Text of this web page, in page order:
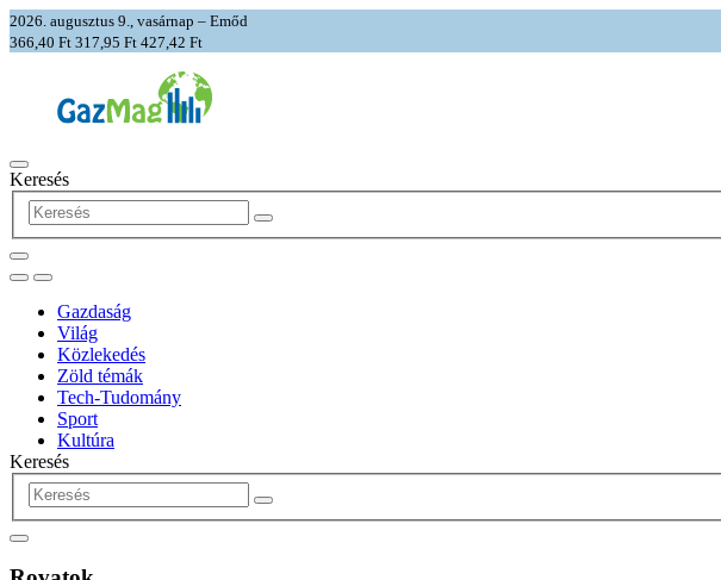
2026. augusztus 9., vasárnap – Emőd
366,40 Ft 317,95 Ft 427,42 Ft
Keresés
Gazdaság
Világ
Közlekedés
Zöld témák
Tech-Tudomány
Sport
Kultúra
Keresés